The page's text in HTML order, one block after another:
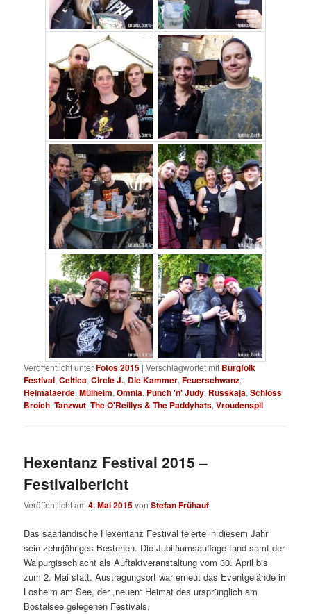
Veröffentlicht unterFotos 2015 |Verschlagwortet mit Burgfolk
Festival,Celtica,Circle J., Die Kammer,Feuerschwanz,
Heimataerde,Mülheim,Omnia, Punch 'n' Judy, Russkaja,Schloss
Broich,Tanzwut,The O'Reillys & The Paddyhats,Vroudenspil
Hexentanz Festival 2015 –
Festivalbericht
Veröffentlicht am4. Mai 2015vonStefan Frühauf
Das saarländische Hexentanz Festival feierte in diesem Jahr
sein zehnjähriges Bestehen. Die Jubiläumsauflage fand samt der
Walpurgisschlacht als Auftaktveranstaltung vom 30. April bis
zum 2. Mai statt. Austragungsort war erneut das Eventgelände in
Losheim am See, der „neuen“ Heimat des ursprünglich am
Bostalsee gelegenen Festivals.